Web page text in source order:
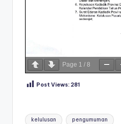
Page 1 / 8
Post Views: 281
Tags:
kelulusan pengumuman